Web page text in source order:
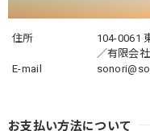
住所
104-0061
／有限会
E-mail
お支払い方法について